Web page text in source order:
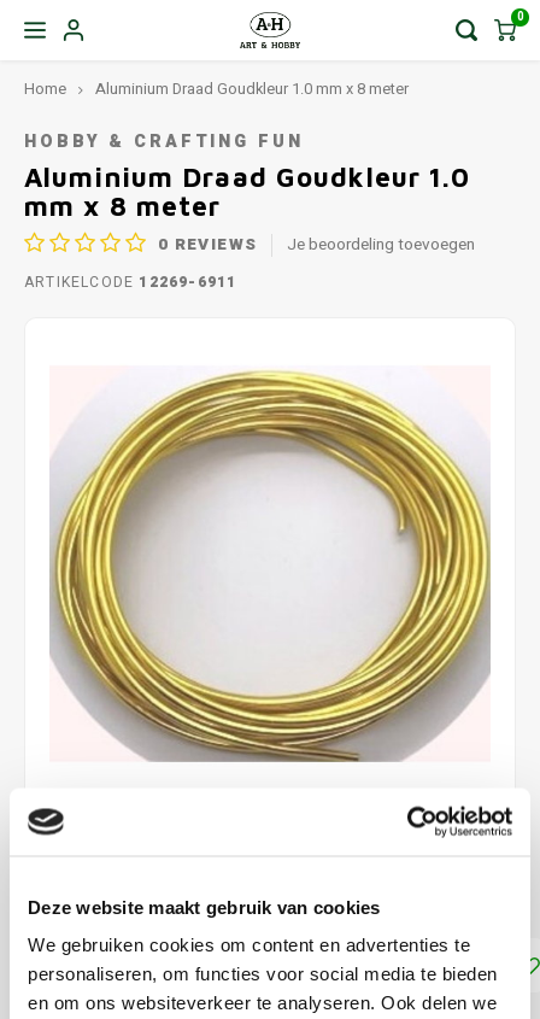
Deze website maakt gebruik van cookies
We gebruiken cookies om content en advertenties te
personaliseren, om functies voor social media te bieden
en om ons websiteverkeer te analyseren. Ook delen we
0
Home Aluminium Draad Goudkleur 1.0 mm x 8 meter
HOBBY & CRAFTING FUN
Aluminium Draad Goudkleur 1.0
mm x 8 meter
0 REVIEWS Je beoordeling toevoegen
ARTIKELCODE 12269-6911
DIRECT LEVERBAAR
Toevoegen aan winkelwagen